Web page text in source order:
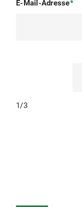
E-Mail-Adresse*
1/3